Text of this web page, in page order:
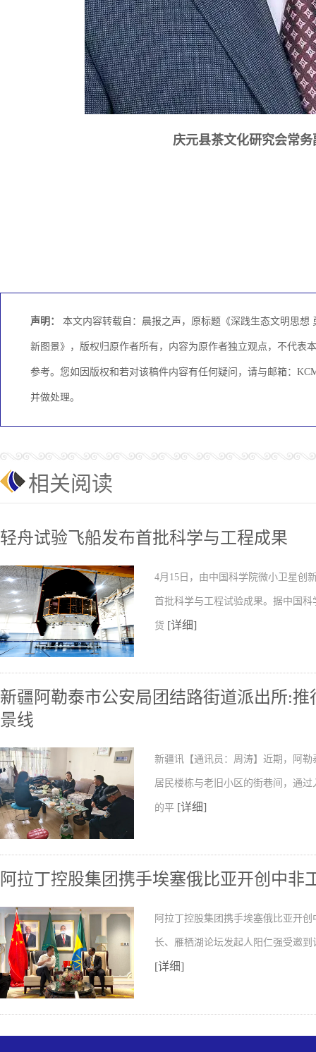
庆元县茶文化研究会常
声明： 本文内容转载自：晨报之声，原标题《深践生态文明思想
新图景》，版权归原作者所有，内容为原作者独立观点，不代表
参考。您如因版权和若对该稿件内容有任何疑问，请与邮箱：
并做处理。
相关阅读
轻舟试验飞船发布首批科学与工程成果
4月15日，由中国科学院微小卫星创
首批科学与工程试验成果。据中国
货 [详细]
新疆阿勒泰市公安局团结路街道派出所:推
景线
新疆讯【通讯员：周涛】近期，阿
居民楼栋与老旧小区的街巷间，通
的平 [详细]
阿拉丁控股集团携手埃塞俄比亚开创中非
阿拉丁控股集团携手埃塞俄比亚开
长、雁栖湖论坛发起人阳仁强受邀
[详细]